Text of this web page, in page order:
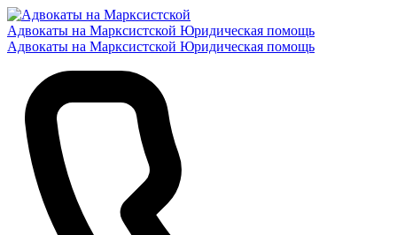
Адвокаты на Марксистской Юридическая помощь
Адвокаты на Марксистской Юридическая помощь